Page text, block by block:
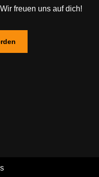
freuen uns auf dich!